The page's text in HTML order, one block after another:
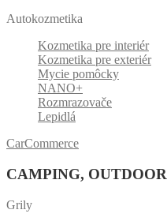
Autokozmetika
Kozmetika pre interiér
Kozmetika pre exteriér
Mycie pomôcky
NANO+
Rozmrazovače
Lepidlá
CarCommerce
CAMPING, OUTDOOR
Grily